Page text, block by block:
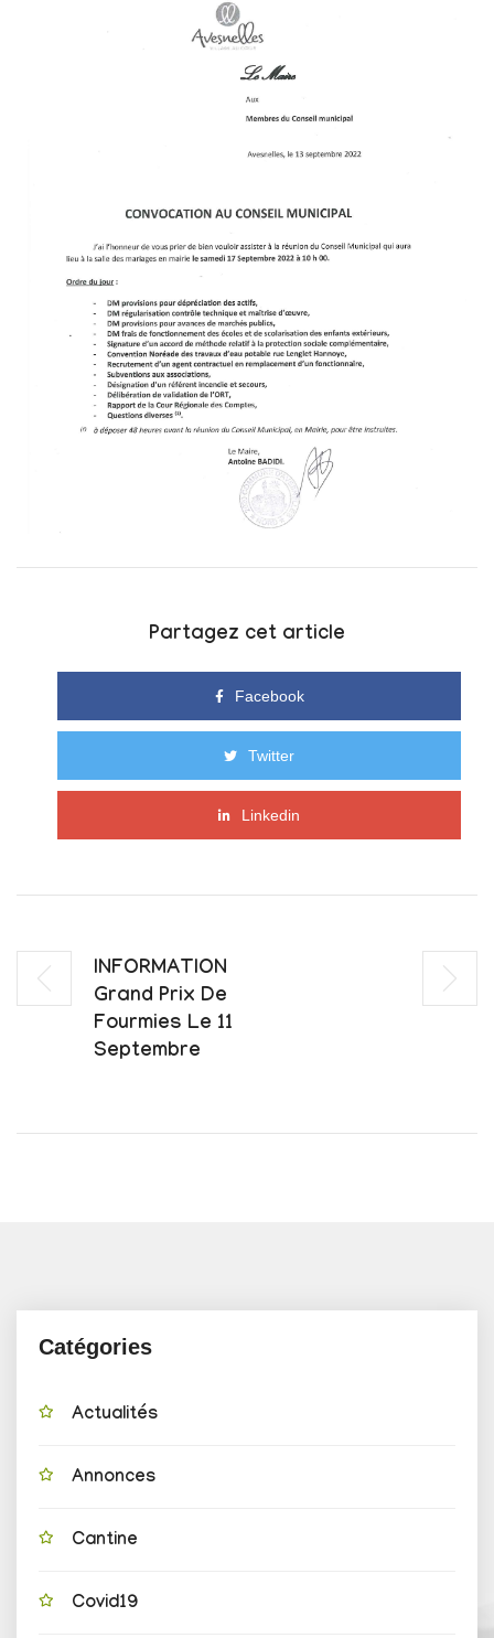
Partagez cet article
Facebook
Twitter
Linkedin
INFORMATION
Grand Prix De
Fourmies Le 11
Septembre
Catégories
Actualités
Annonces
Cantine
Covid19